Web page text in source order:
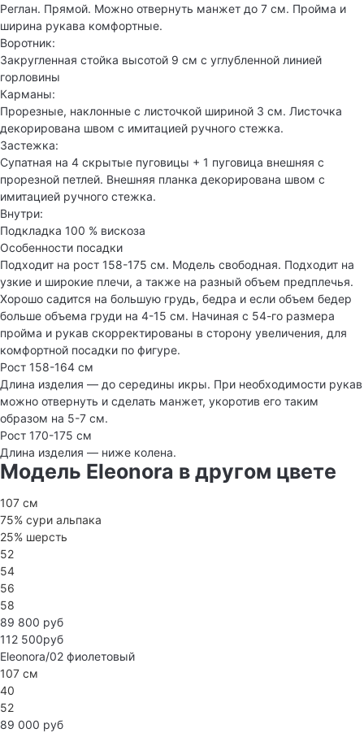
Реглан. Прямой. Можно отвернуть манжет до 7 см. Пройма и
ширина рукава комфортные.
Воротник:
Закругленная стойка высотой 9 см с углубленной линией
горловины
Карманы:
Прорезные, наклонные с листочкой шириной 3 см. Листочка
декорирована швом с имитацией ручного стежка.
Застежка:
Супатная на 4 скрытые пуговицы + 1 пуговица внешняя с
прорезной петлей. Внешняя планка декорирована швом с
имитацией ручного стежка.
Внутри:
Подкладка 100 % вискоза
Особенности посадки
Подходит на рост 158-175 см. Модель свободная. Подходит на
узкие и широкие плечи, а также на разный объем предплечья.
Хорошо садится на большую грудь, бедра и если объем бедер
больше объема груди на 4-15 см. Начиная с 54-го размера
пройма и рукав скорректированы в сторону увеличения, для
комфортной посадки по фигуре.
Рост 158-164 см
Длина изделия — до середины икры. При необходимости рукав
можно отвернуть и сделать манжет, укоротив его таким
образом на 5-7 см.
Рост 170-175 см
Длина изделия — ниже колена.
Модель Eleonora в другом цвете
107 см
75% сури альпака
25% шерсть
52
54
56
58
89 800 руб
112 500руб
Eleonora/02 фиолетовый
107 см
40
52
89 000 руб